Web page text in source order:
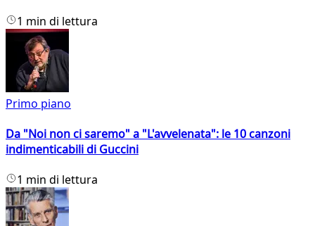
1 min di lettura
Primo piano
Da "Noi non ci saremo" a "L'avvelenata": le 10 canzoni
indimenticabili di Guccini
1 min di lettura